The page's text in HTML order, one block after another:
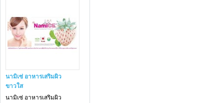
นามิเซ่ อาหารเสริมผิว
ขาวใส
นามิเซ่ อาหารเสริมผิว